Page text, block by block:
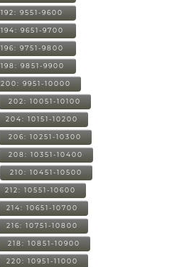
192: 9551-9600
194: 9651-9700
196: 9751-9800
198: 9851-9900
200: 9951-10000
202: 10051-10100
204: 10151-10200
206: 10251-10300
208: 10351-10400
210: 10451-10500
212: 10551-10600
214: 10651-10700
216: 10751-10800
218: 10851-10900
220: 10951-11000